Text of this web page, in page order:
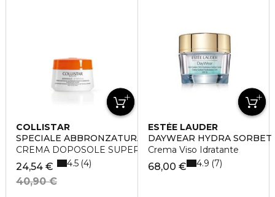
COLLISTAR
SPECIALE ABBRONZATURA PERFETTA
CREMA DOPOSOLE SUPERIDRATANTE RIGENERANTE
24,54 €
40,90 €
4.5 4
ESTÉE LAUDER
DAYWEAR HYDRA SORBET
Crema Viso Idratante
68,00 € 4.9 7